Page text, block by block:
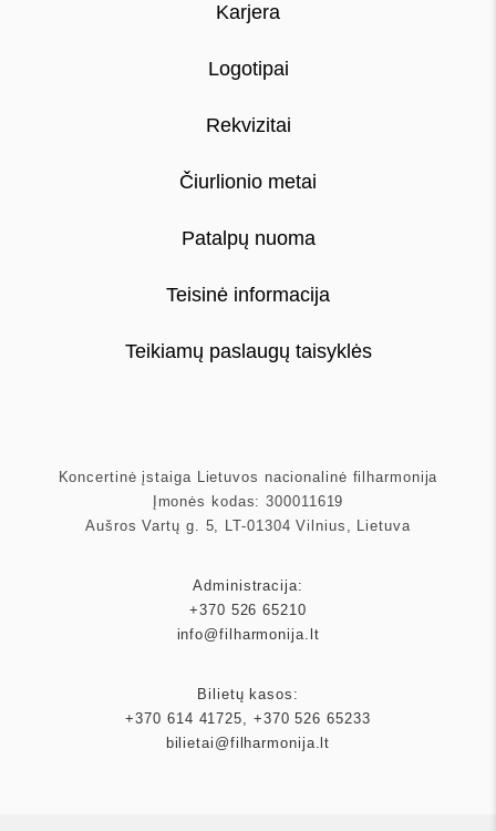
Karjera
Logotipai
Rekvizitai
Čiurlionio metai
Patalpų nuoma
Teisinė informacija
Teikiamų paslaugų taisyklės
Koncertinė įstaiga Lietuvos nacionalinė filharmonija
Įmonės kodas: 300011619
Aušros Vartų g. 5, LT-01304 Vilnius, Lietuva
Administracija:
+370 526 65210
info@filharmonija.lt
Bilietų kasos:
+370 614 41725, +370 526 65233
bilietai@filharmonija.lt